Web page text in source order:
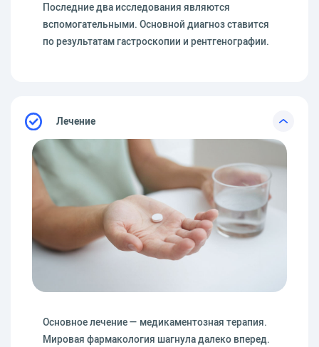
Последние два исследования являются
вспомогательными. Основной диагноз ставится
по результатам гастроскопии и рентгенографии.
Лечение
Основное лечение — медикаментозная терапия.
Мировая фармакология шагнула далеко вперед.